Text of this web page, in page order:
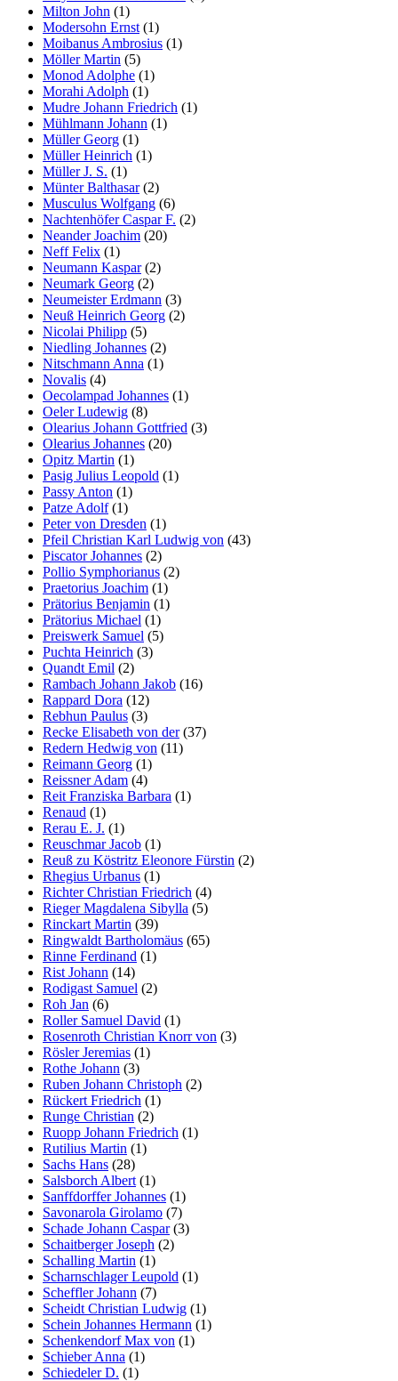
Milton John (1)
Modersohn Ernst (1)
Moibanus Ambrosius (1)
Möller Martin (5)
Monod Adolphe (1)
Morahi Adolph (1)
Mudre Johann Friedrich (1)
Mühlmann Johann (1)
Müller Georg (1)
Müller Heinrich (1)
Müller J. S. (1)
Münter Balthasar(2)
Musculus Wolfgang (6)
Nachtenhöfer Caspar F. (2)
Neander Joachim (20)
Neff Felix (1)
Neumann Kaspar(2)
Neumark Georg (2)
Neumeister Erdmann (3)
Neuß Heinrich Georg (2)
Nicolai Philipp (5)
Niedling Johannes (2)
Nitschmann Anna (1)
Novalis (4)
Oecolampad Johannes (1)
Oeler Ludewig (8)
Olearius Johann Gottfried (3)
Olearius Johannes (20)
Opitz Martin (1)
Pasig Julius Leopold (1)
Passy Anton (1)
Patze Adolf(1)
Peter von Dresden (1)
Pfeil Christian Karl Ludwig von (43)
Piscator Johannes (2)
Pollio Symphorianus (2)
Praetorius Joachim (1)
Prätorius Benjamin (1)
Prätorius Michael (1)
Preiswerk Samuel (5)
Puchta Heinrich (3)
Quandt Emil (2)
Rambach Johann Jakob (16)
Rappard Dora (12)
Rebhun Paulus (3)
Recke Elisabeth von der(37)
Redern Hedwig von (11)
Reimann Georg (1)
Reissner Adam (4)
Reit Franziska Barbara (1)
Renaud (1)
Rerau E. J. (1)
Reuschmar Jacob (1)
Reuß zu Köstritz Eleonore Fürstin (2)
Rhegius Urbanus (1)
Richter Christian Friedrich (4)
Rieger Magdalena Sibylla (5)
Rinckart Martin (39)
Ringwaldt Bartholomäus (65)
Rinne Ferdinand (1)
Rist Johann (14)
Rodigast Samuel (2)
Roh Jan (6)
Roller Samuel David (1)
Rosenroth Christian Knorr von (3)
Rösler Jeremias (1)
Rothe Johann (3)
Ruben Johann Christoph (2)
Rückert Friedrich (1)
Runge Christian (2)
Ruopp Johann Friedrich (1)
Rutilius Martin (1)
Sachs Hans (28)
Salsborch Albert (1)
Sanffdorffer Johannes (1)
Savonarola Girolamo (7)
Schade Johann Caspar(3)
Schaitberger Joseph (2)
Schalling Martin (1)
Scharnschlager Leupold (1)
Scheffler Johann (7)
Scheidt Christian Ludwig (1)
Schein Johannes Hermann (1)
Schenkendorf Max von (1)
Schieber Anna (1)
Schiedeler D. (1)